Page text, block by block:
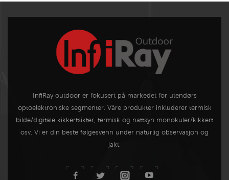
InfiRay outdoor er fokusert på markedet for utendørs
optoelektroniske segmenter. Våre produkter inkluderer termisk
bilde/digitale kikkertsikter, termisk og nattsyn monokuler/kikkert
osv. Vi er din beste følgesvenn under naturlig observasjon og
jakt.